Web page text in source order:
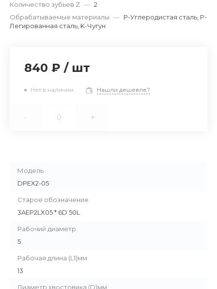
Количество зубьев Z — 2
Обрабатываемые материалы — P-Углеродистая сталь, P-
Легированная сталь, K-Чугун
840 ₽ / шт
Нет в наличии Нашли дешевле?
- +
Модель
DPEX2-05
Старое обозначение
3AEP2LX05 * 6D 50L
Рабочий диаметр
5
Рабочая длина (L1)мм
13
Диаметр хвостовика (D)мм